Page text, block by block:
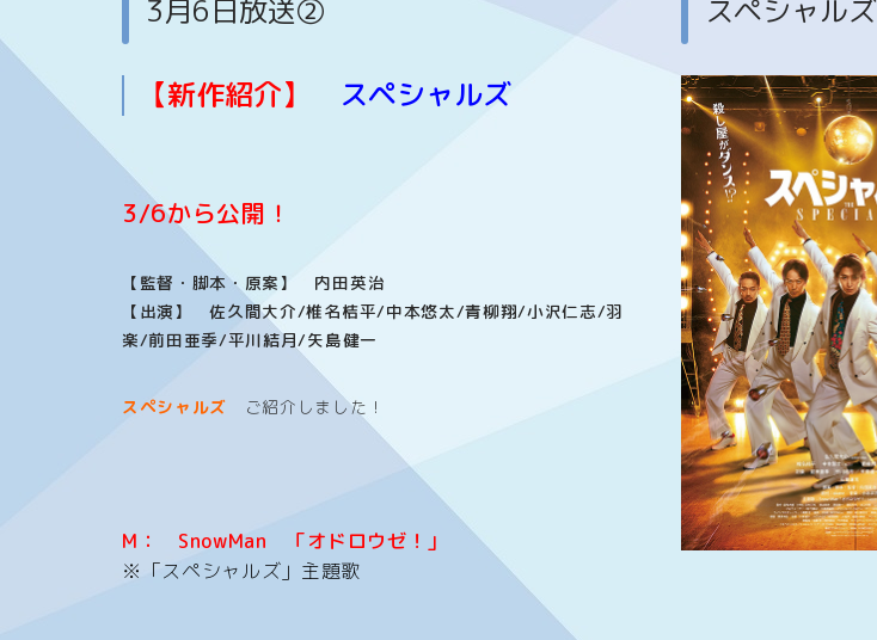
3月6日放送②
【新作紹介】 スペシャルズ
3/6から公開！
【監督・脚本・原案】 内田英治
【出演】 佐久間大介/椎名桔平/中本悠太/青柳翔/小沢仁志/羽
楽/前田亜季/平川結月/矢島健一
スペシャルズ ご紹介しました！
M： SnowMan 「オドロウゼ！」
※「スペシャルズ」主題歌
スペシャルズ